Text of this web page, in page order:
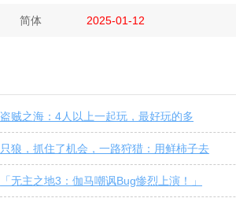
简体 2025-01-12
盗贼之海：4人以上一起玩，最好玩的多
只狼，抓住了机会，一路狩猎：用鲜柿子去
「无主之地3：伽马嘲讽Bug惨烈上演！」